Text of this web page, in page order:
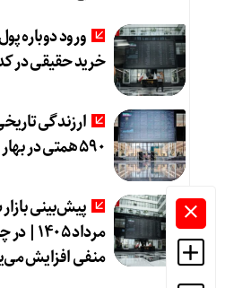
ورود دوباره
خرید حقیقی در
ارزندگی
۵۹۰ همتی در بهار
مرداد
منفی افزایش